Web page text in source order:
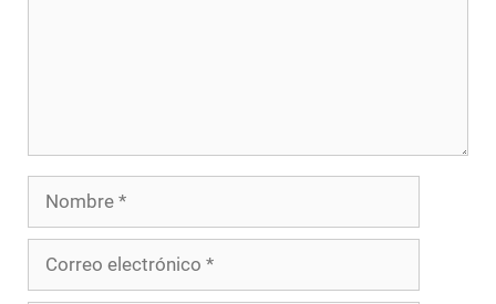
Nombre
Correo
electrónico